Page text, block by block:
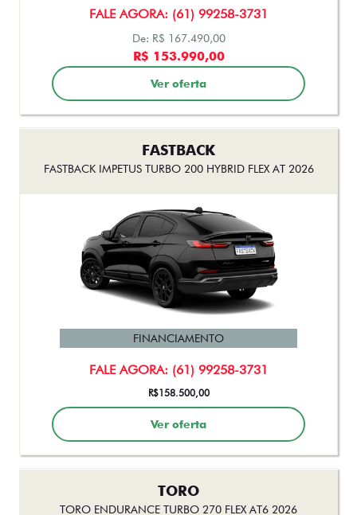
FALE AGORA: (61) 99258-3731
De: R$ 167.490,00
R$ 153.990,00
Ver oferta
FASTBACK
FASTBACK IMPETUS TURBO 200 HYBRID FLEX AT 2026
FALE AGORA: (61) 99258-3731
FINANCIAMENTO
R$158.500,00
Ver oferta
TORO
TORO ENDURANCE TURBO 270 FLEX AT6 2026